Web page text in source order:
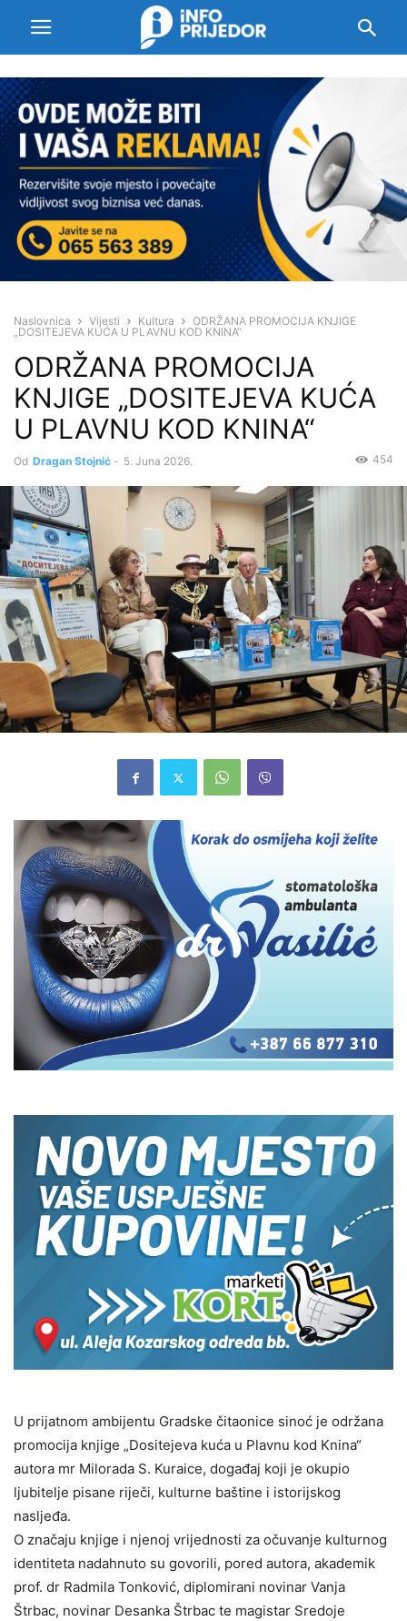
Naslovnica Vijesti Kultura
ODRŽANA PROMOCIJA KNJIGE
„DOSITEJEVA KUĆA U PLAVNU KOD KNINA“
ODRŽANA PROMOCIJA
KNJIGE „DOSITEJEVA KUĆA
U PLAVNU KOD KNINA“
Od Dragan Stojnić - 5. Juna 2026. 454
U prijatnom ambijentu Gradske čitaonice sinoć je održana
promocija knjige „Dositejeva kuća u Plavnu kod Knina“
autora mr Milorada S. Kuraice, događaj koji je okupio
ljubitelje pisane riječi, kulturne baštine i istorijskog
nasljeđa.
O značaju knjige i njenoj vrijednosti za očuvanje kulturnog
identiteta nadahnuto su govorili, pored autora, akademik
prof. dr Radmila Tonković, diplomirani novinar Vanja
Štrbac, novinar Desanka Štrbac te magistar Sredoje